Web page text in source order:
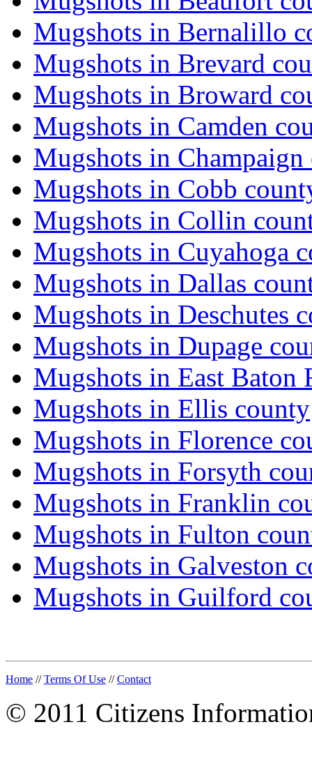
Mugshots in Bernalillo
Mugshots in Brevard
Mugshots in Broward
Mugshots in Camden
Mugshots in
Mugshots in Cobb
Mugshots in Collin
Mugshots in Cuyahoga
Mugshots in Dallas
Mugshots in Deschutes
Mugshots in Dupage
Mugshots in East Baton
Mugshots in Ellis county
Mugshots in Florence
Mugshots in Forsyth
Mugshots in Franklin
Mugshots in Fulton
Mugshots in Galveston
Mugshots in Guilford
Home //Terms Of Use //Contact
© 2011 Citizens